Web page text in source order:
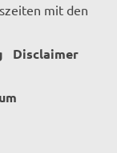
mit den
Disclaimer